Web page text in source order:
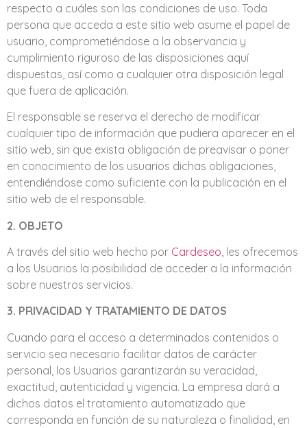
respecto a cuáles son las condiciones de uso. Toda
persona que acceda a este sitio web asume el papel de
usuario, comprometiéndose a la observancia y
cumplimiento riguroso de las disposiciones aquí
dispuestas, así como a cualquier otra disposición legal
que fuera de aplicación.
El responsable se reserva el derecho de modificar
cualquier tipo de información que pudiera aparecer en el
sitio web, sin que exista obligación de preavisar o poner
en conocimiento de los usuarios dichas obligaciones,
entendiéndose como suficiente con la publicación en el
sitio web de el responsable.
2. OBJETO
A través del sitio web hecho por Cardeseo, les ofrecemos
a los Usuarios la posibilidad de acceder a la información
sobre nuestros servicios.
3. PRIVACIDAD Y TRATAMIENTO DE DATOS
Cuando para el acceso a determinados contenidos o
servicio sea necesario facilitar datos de carácter
personal, los Usuarios garantizarán su veracidad,
exactitud, autenticidad y vigencia. La empresa dará a
dichos datos el tratamiento automatizado que
corresponda en función de su naturaleza o finalidad, en